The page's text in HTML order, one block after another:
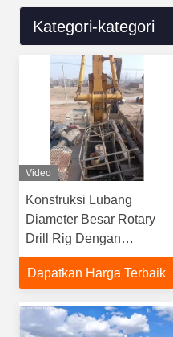
Kategori-kategori
Video
Konstruksi Lubang
Diameter Besar Rotary
Drill Rig Dengan
Sumber Daya Diesel
Dapatkan Harga Terbaik